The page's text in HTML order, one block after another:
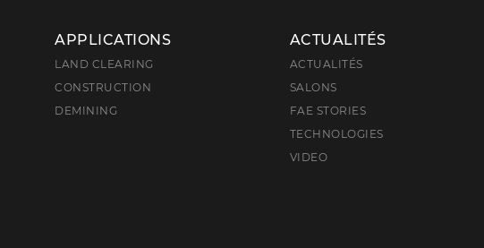
APPLICATIONS
LAND CLEARING
CONSTRUCTION
DEMINING
ACTUALITÉS
ACTUALITÉS
SALONS
FAE STORIES
TECHNOLOGIES
VIDEO